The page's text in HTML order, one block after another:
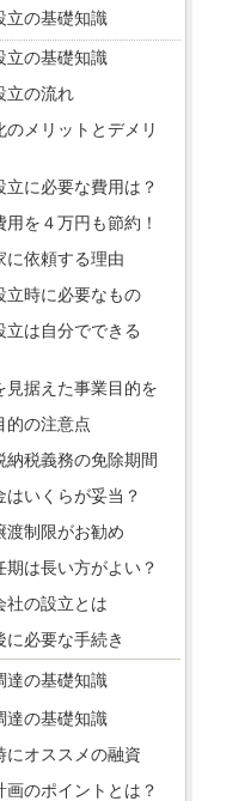
立の基礎知識
立の基礎知識
立の流れ
のメリットとデメリ
立に必要な費用は？
用を４万円も節約！
に依頼する理由
立時に必要なもの
立は自分でできる
見据えた事業目的を
的の注意点
納税義務の免除期間
はいくらが妥当？
渡制限がお勧め
期は長い方がよい？
社の設立とは
に必要な手続き
達の基礎知識
達の基礎知識
にオススメの融資
画のポイントとは？